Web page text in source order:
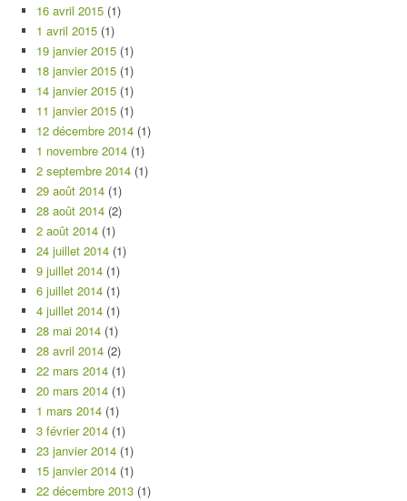
16 avril 2015 (1)
1 avril 2015 (1)
19 janvier 2015 (1)
18 janvier 2015 (1)
14 janvier 2015 (1)
11 janvier 2015 (1)
12 décembre 2014 (1)
1 novembre 2014 (1)
2 septembre 2014 (1)
29 août 2014 (1)
28 août 2014 (2)
2 août 2014 (1)
24 juillet 2014 (1)
9 juillet 2014 (1)
6 juillet 2014 (1)
4 juillet 2014 (1)
28 mai 2014 (1)
28 avril 2014 (2)
22 mars 2014 (1)
20 mars 2014 (1)
1 mars 2014 (1)
3 février 2014 (1)
23 janvier 2014 (1)
15 janvier 2014 (1)
22 décembre 2013 (1)